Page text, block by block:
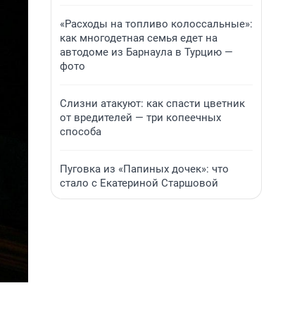
«Расходы на топливо колоссальные»:
как многодетная семья едет на
автодоме из Барнаула в Турцию —
фото
Слизни атакуют: как спасти цветник
от вредителей — три копеечных
способа
Пуговка из «Папиных дочек»: что
стало с Екатериной Старшовой